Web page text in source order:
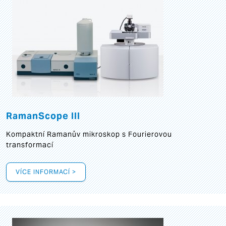
RamanScope III
Kompaktní Ramanův mikroskop s Fourierovou
transformací
VÍCE INFORMACÍ >